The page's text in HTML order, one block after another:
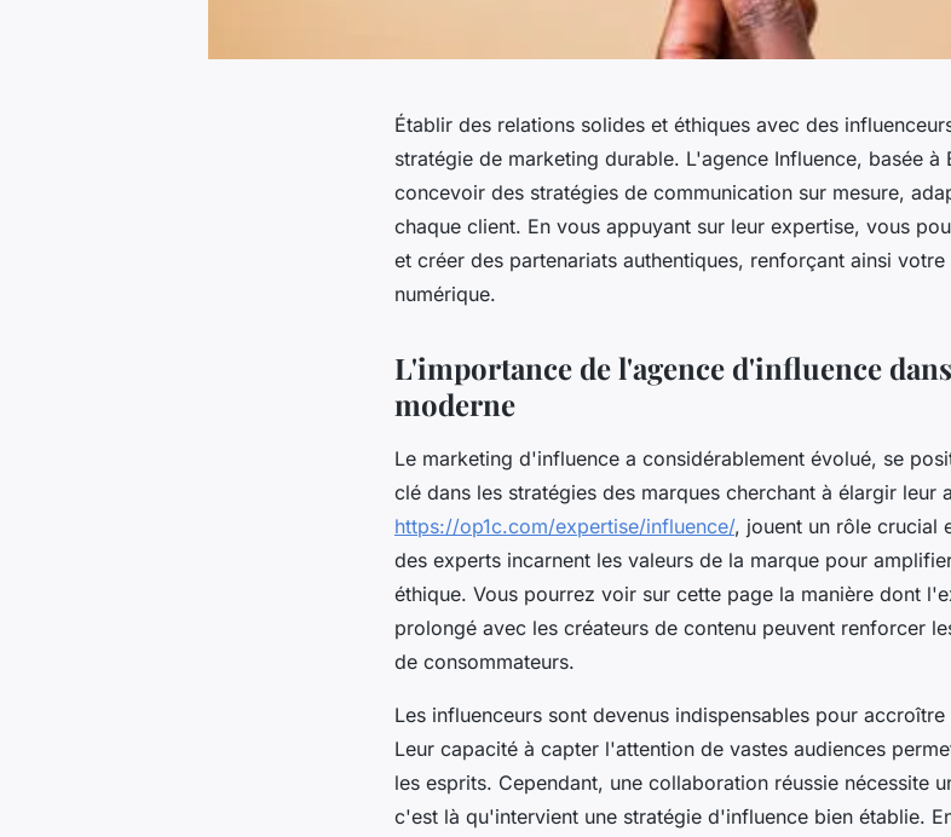
Établir des relations solides et éthiques avec des
stratégie de marketing durable. L'agence Influence, basée à
concevoir des stratégies de communication sur mesure,
chaque client. En vous appuyant sur leur expertise, vous
et créer des partenariats authentiques, renforçant ainsi
numérique.
L'importance de l'agence d'influence
moderne
Le marketing d'influence a considérablement évolué, se
clé dans les stratégies des marques cherchant à élargir leur
https://op1c.com/expertise/influence/, jouent un rôle crucial
des experts incarnent les valeurs de la marque pour
éthique. Vous pourrez voir sur cette page la manière dont
prolongé avec les créateurs de contenu peuvent renforcer
de consommateurs.
Les influenceurs sont devenus indispensables pour
Leur capacité à capter l'attention de vastes audiences
les esprits. Cependant, une collaboration réussie nécessite
c'est là qu'intervient une stratégie d'influence bien établie.